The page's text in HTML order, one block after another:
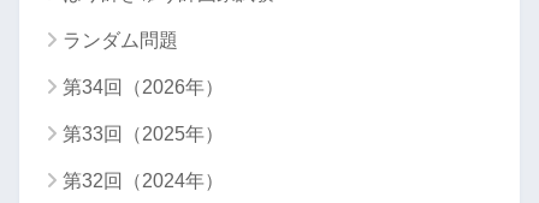
ランダム問題
第34回（2026年）
第33回（2025年）
第32回（2024年）